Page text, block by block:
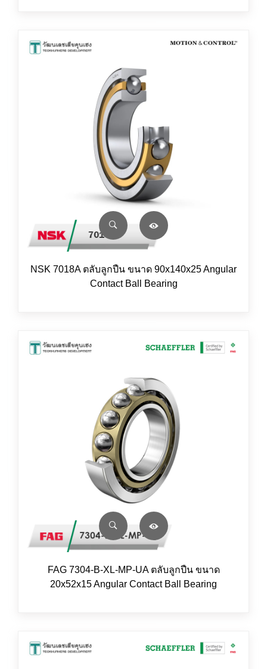
NSK 7018A ตลับลูกปืน ขนาด 90x140x25 Angular
Contact Ball Bearing
FAG 7304-B-XL-MP-UA ตลับลูกปืน ขนาด
20x52x15 Angular Contact Ball Bearing